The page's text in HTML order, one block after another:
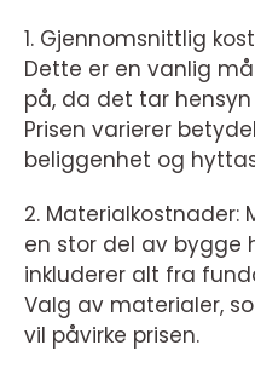
1. Gjennomsnittlig
Dette er en vanlig
på, da det tar
Prisen varierer
beliggenhet og
2. Materialkostnader:
en stor del av bygge
inkluderer alt fra
Valg av materialer,
vil påvirke prisen.